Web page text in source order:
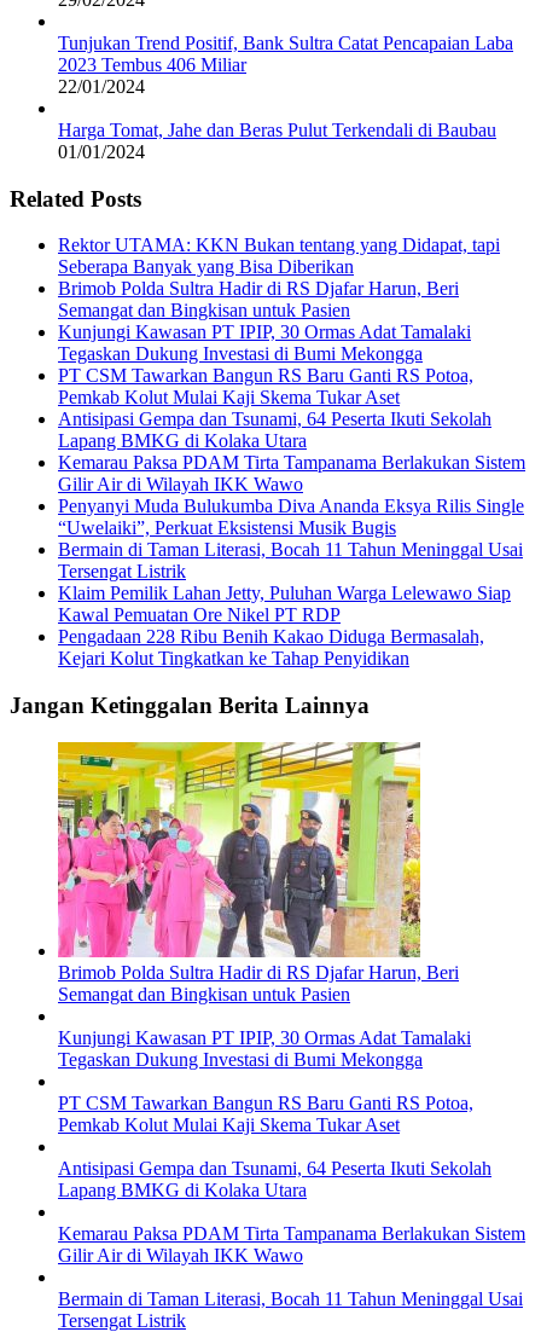
Tunjukan Trend Positif, Bank Sultra Catat Pencapaian Laba
2023 Tembus 406 Miliar
22/01/2024
Harga Tomat, Jahe dan Beras Pulut Terkendali di Baubau
01/01/2024
Related Posts
Rektor UTAMA: KKN Bukan tentang yang Didapat, tapi
Seberapa Banyak yang Bisa Diberikan
Brimob Polda Sultra Hadir di RS Djafar Harun, Beri
Semangat dan Bingkisan untuk Pasien
Kunjungi Kawasan PT IPIP, 30 Ormas Adat Tamalaki
Tegaskan Dukung Investasi di Bumi Mekongga
PT CSM Tawarkan Bangun RS Baru Ganti RS Potoa,
Pemkab Kolut Mulai Kaji Skema Tukar Aset
Antisipasi Gempa dan Tsunami, 64 Peserta Ikuti Sekolah
Lapang BMKG di Kolaka Utara
Kemarau Paksa PDAM Tirta Tampanama Berlakukan Sistem
Gilir Air di Wilayah IKK Wawo
Penyanyi Muda Bulukumba Diva Ananda Eksya Rilis Single
“Uwelaiki”, Perkuat Eksistensi Musik Bugis
Bermain di Taman Literasi, Bocah 11 Tahun Meninggal Usai
Tersengat Listrik
Klaim Pemilik Lahan Jetty, Puluhan Warga Lelewawo Siap
Kawal Pemuatan Ore Nikel PT RDP
Pengadaan 228 Ribu Benih Kakao Diduga Bermasalah,
Kejari Kolut Tingkatkan ke Tahap Penyidikan
Jangan Ketinggalan Berita Lainnya
Brimob Polda Sultra Hadir di RS Djafar Harun, Beri
Semangat dan Bingkisan untuk Pasien
Kunjungi Kawasan PT IPIP, 30 Ormas Adat Tamalaki
Tegaskan Dukung Investasi di Bumi Mekongga
PT CSM Tawarkan Bangun RS Baru Ganti RS Potoa,
Pemkab Kolut Mulai Kaji Skema Tukar Aset
Antisipasi Gempa dan Tsunami, 64 Peserta Ikuti Sekolah
Lapang BMKG di Kolaka Utara
Kemarau Paksa PDAM Tirta Tampanama Berlakukan Sistem
Gilir Air di Wilayah IKK Wawo
Bermain di Taman Literasi, Bocah 11 Tahun Meninggal Usai
Tersengat Listrik